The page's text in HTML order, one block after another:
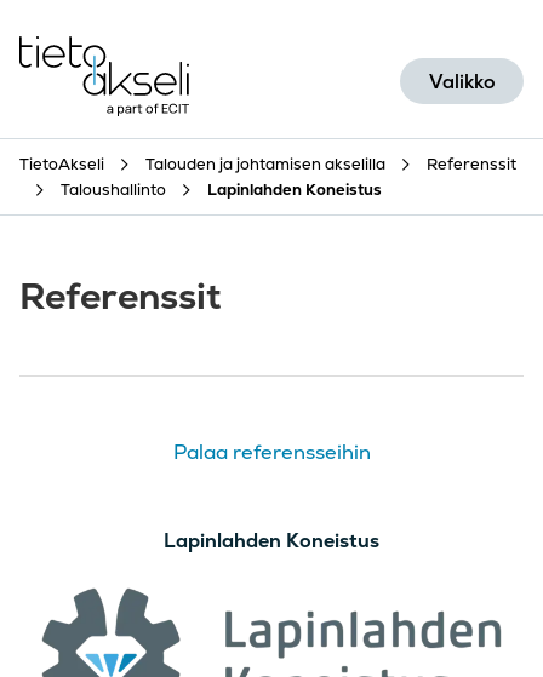
Valikko
TietoAkseli Talouden ja johtamisen akselilla
Referenssit
Taloushallinto
Lapinlahden Koneistus
Referenssit
Palaa referensseihin
Lapinlahden Koneistus